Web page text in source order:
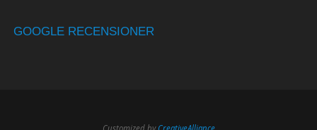
GOOGLE RECENSIONER